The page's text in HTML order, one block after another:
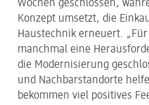
Wochen geschlossen,
Konzept umsetzt, die
Haustechnik erneuert.
manchmal eine
die Modernisierung
und Nachbarstandorte
bekommen viel positives